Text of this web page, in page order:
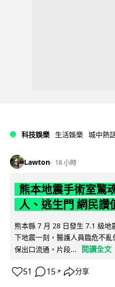
科技娛樂 生活娛樂 城中熱
Lawton 18 小時
熊本地震手術室驚
人、逃生門 網民讚
熊本縣 7 月 28 日發生 7.1 級地
下地震一刻，醫護人員臨危不
保出口流通。片段...
閱讀全文
51 15 ↗ 分享